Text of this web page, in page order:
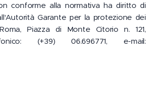
conforme alla normativa ha diritto di
Garante per la protezione dei
Piazza di Monte Citorio n. 121,
(+39) 06.696771, e-mail: